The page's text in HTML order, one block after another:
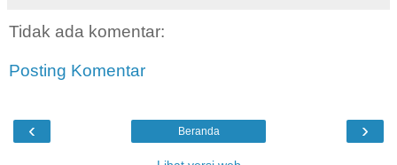
Tidak ada komentar:
Posting Komentar
‹ ›
Beranda